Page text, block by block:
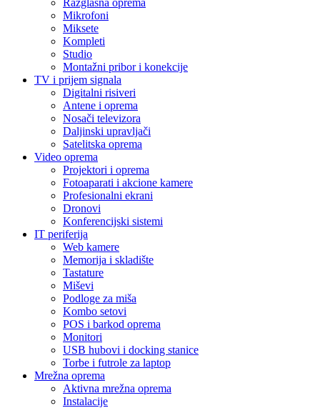
Mikrofoni
Miksete
Kompleti
Studio
Montažni pribor i konekcije
TV i prijem signala
Digitalni risiveri
Antene i oprema
Nosači televizora
Daljinski upravljači
Satelitska oprema
Video oprema
Projektori i oprema
Fotoaparati i akcione kamere
Profesionalni ekrani
Dronovi
Konferencijski sistemi
IT periferija
Web kamere
Memorija i skladište
Tastature
Miševi
Podloge za miša
Kombo setovi
POS i barkod oprema
Monitori
USB hubovi i docking stanice
Torbe i futrole za laptop
Mrežna oprema
Aktivna mrežna oprema
Instalacije